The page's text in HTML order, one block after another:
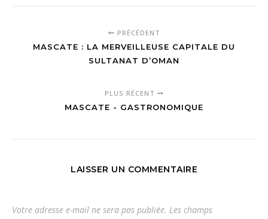
PRÉCÉDENT
MASCATE : LA MERVEILLEUSE CAPITALE DU
SULTANAT D’OMAN
PLUS RÉCENT
MASCATE - GASTRONOMIQUE
LAISSER UN COMMENTAIRE
Votre adresse e-mail ne sera pas publiée. Les champs